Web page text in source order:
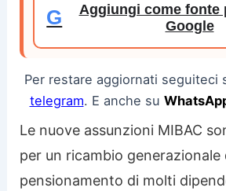
G
Aggiungi come fonte
Google
Per restare aggiornati seguiteci
telegram. E anche su
Le nuove assunzioni MIBAC
per un ricambio generazionale
pensionamento di molti